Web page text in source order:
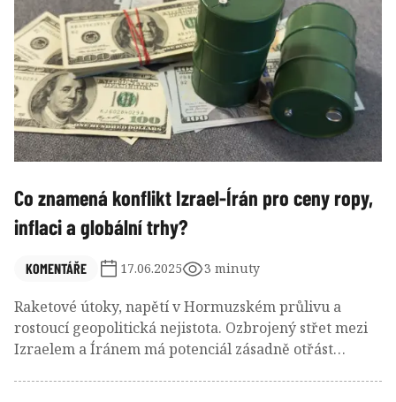
starými a novými finančními elitami.
Co znamená konflikt Izrael-Írán pro ceny ropy,
inflaci a globální trhy?
KOMENTÁŘE 17.06.2025 3 minuty
Raketové útoky, napětí v Hormuzském průlivu a
rostoucí geopolitická nejistota. Ozbrojený střet mezi
Izraelem a Íránem má potenciál zásadně otřást